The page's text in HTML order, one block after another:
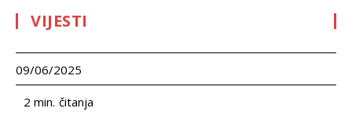
VIJESTI
09/06/2025
2 min. čitanja